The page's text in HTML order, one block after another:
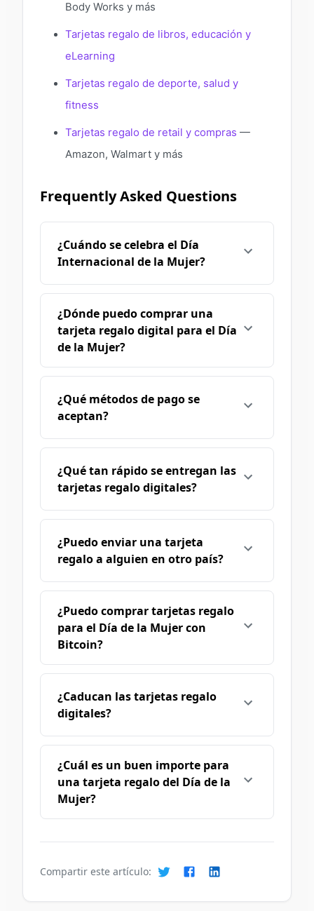
Body Works y más
Tarjetas regalo de libros, educación y
eLearning
Tarjetas regalo de deporte, salud y
fitness
Tarjetas regalo de retail y compras —
Amazon, Walmart y más
Frequently Asked Questions
¿Cuándo se celebra el Día
Internacional de la Mujer?
¿Dónde puedo comprar una
tarjeta regalo digital para el Día
de la Mujer?
¿Qué métodos de pago se
aceptan?
¿Qué tan rápido se entregan las
tarjetas regalo digitales?
¿Puedo enviar una tarjeta
regalo a alguien en otro país?
¿Puedo comprar tarjetas regalo
para el Día de la Mujer con
Bitcoin?
¿Caducan las tarjetas regalo
digitales?
¿Cuál es un buen importe para
una tarjeta regalo del Día de la
Mujer?
Compartir este artículo: